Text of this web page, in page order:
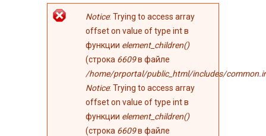
Сообщение об
ошибке
Notice: Trying to access array
offset on value of type int в
функции element_children()
(строка 6609в файле
/home/prportal/public_html/includes/
Notice: Trying to access array
offset on value of type int в
функции element_children()
(строка 6609в файле